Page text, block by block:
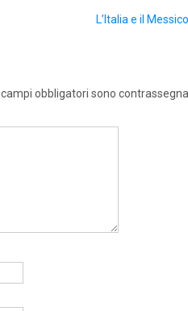
L’Italia e il
I campi obbligatori sono